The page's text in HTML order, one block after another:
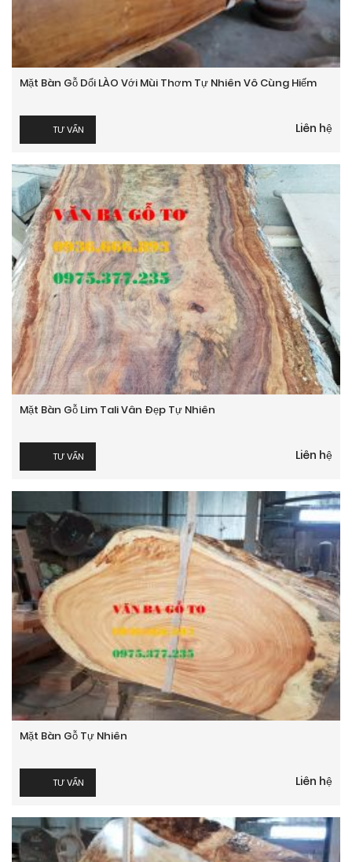
Mặt Bàn Gỗ Dổi LÀO Với Mùi Thơm Tự Nhiên Vô Cùng Hiếm
TƯ VẤN Liên hệ
Mặt Bàn Gỗ Lim Tali Vân Đẹp Tự Nhiên
TƯ VẤN Liên hệ
Mặt Bàn Gỗ Tự Nhiên
TƯ VẤN Liên hệ